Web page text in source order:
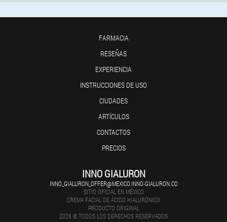
FARMACIA
RESEÑAS
EXPERIENCIA
INSTRUCCIONES DE USO
CIUDADES
ARTÍCULOS
CONTACTOS
PRECIOS
INNO GIALURON
INNO_GIALURON_OFFER@MEXICO.INNO-GIALURON.CO
SITIO OFICIAL EN MÉXICO
CREMA FACIAL DE ÁCIDO HIALURÓNICO
PRODUCTO ORIGINAL
2026 © TODOS LOS DERECHOS RESERVADOS